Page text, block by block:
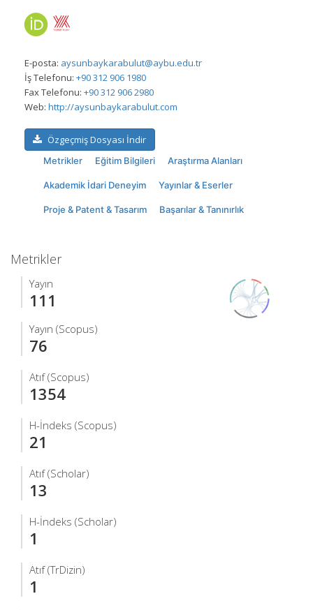
E-posta: aysunbaykarabulut@aybu.edu.tr
İş Telefonu: +90 312 906 1980
Fax Telefonu: +90 312 906 2980
Web: http://aysunbaykarabulut.com
Özgeçmiş Dosyası İndir
Metrikler Eğitim Bilgileri Araştırma Alanları
Akademik İdari Deneyim Yayınlar & Eserler
Proje & Patent & Tasarım Başarılar & Tanınırlık
Metrikler
Yayın
111
Yayın (Scopus)
76
Atıf (Scopus)
1354
H-İndeks (Scopus)
21
Atıf (Scholar)
13
H-İndeks (Scholar)
1
Atıf (TrDizin)
1